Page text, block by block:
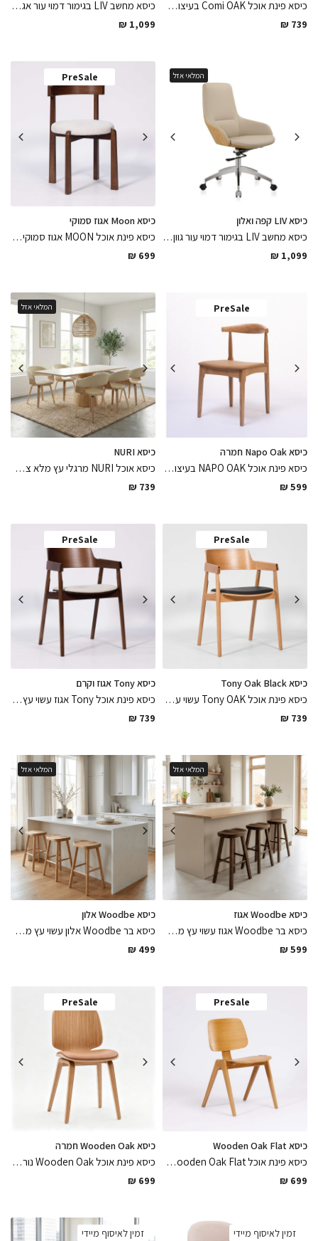
כיסא פינת אוכל Comi OAK בעיצוב משענת מעוגלת ונוחה עשוי עץ אלון מלא עם מושב דמוי עור גוון חמרה קל ופרקטי לניקיון
₪ 739
כיסא מחשב LIV בגימור דמוי עור אגוז אמריקאי ומושב אפור ורגלי ניקל מבריק וגלגלים מותאמים לפרקט ולרצפה בגימור אלגנטי ונקי
₪ 1,099
המלאי אזל
כיסא LIV קפה ואלון
כיסא מחשב LIV בגימור דמוי עור גוון קפה ואלון מבוקע רגלי ניקל מבריק וגלגלים מותאמים לפרקט ולרצפה, לשדרוג קלאסי ומיוחד לחדר העבודה
₪ 1,099
PreSale
כיסא Moon אגוז סמוקי
כיסא פינת אוכל MOON אגוז סמוקי מעוגל מעץ מלא בגימור לכה מט בשילוב מושב אריג עשוי פוליאסטר בגוון קרם שמנת קל, בגימורים מושלמים
₪ 699
PreSale
כיסא Napo Oak חמרה
כיסא פינת אוכל NAPO OAK בעיצוב נורדי מינימליסטי נח עשוי עץ אלון מלא עם מושב דמוי עור גוון חמרה קל ופרקטי לניקיון
₪ 599
המלאי אזל
כיסא NURI
כיסא אוכל NURI מרגלי עץ מלא צבועות בלכה מט בשילוב מושב ומשענת מרופדים בדמוי עור בגוון קפה נח ופרקטי לנקיון בגימורים מושלמים
₪ 739
PreSale
כיסא Tony Oak Black
כיסא פינת אוכל Tony OAK עשוי עץ אלון מלא בגימור לכה מט בשילוב מושב דמוי עור שחור מט נח ועמיד קל ופרקטי לניקיון
₪ 739
PreSale
כיסא Tony אגוז וקרם
כיסא פינת אוכל Tony אגוז עשוי עץ מלא בגימור לכה אפוקסי מט בשילוב מושב אריג עשוי פוליאסטר בגוון קרם שמנת קל ופרקטי לניקיון, הכיסא המדויק לשדרוג החלל המרכזי בבית
₪ 739
המלאי אזל
כיסא Woodbe אגוז
כיסא בר Woodbe אגוז עשוי עץ מלא בגימור מושלם חלק צבוע בלכה אפוקסי מט קל ופרקטי לניקיון, פיס קליל שימלא את החלל
₪ 599
המלאי אזל
כיסא Woodbe אלון
כיסא בר Woodbe אלון עשוי עץ מלא בגימור מושלם חלק צבוע בלכה אפוקסי מט קל ופרקטי לניקיון כיסא קליל שיסגור את הלוק הסופי
₪ 499
PreSale
כיסא Wooden Oak Flat
כיסא פינת אוכל Wooden Oak Flat נורדי עשוי כולו עץ בירץ אלון כולל המושב נח קל ופרקטי לניקיון
₪ 699
PreSale
כיסא Wooden Oak חמרה
כיסא פינת אוכל Wooden Oak נורדי עשוי עץ בירץ אלון בשילוב מושב דמוי עור גוון חמרה קל ופרקטי לניקיון, פיס ייחודי שיכניס חמימות לחלל
₪ 699
זמין לאיסוף מיידי זמין לאיסוף מיידי